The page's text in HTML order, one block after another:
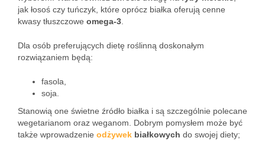
jak łosoś czy tuńczyk, które oprócz białka oferują cenne
kwasy tłuszczowe omega-3
Dla osób preferujących dietę roślinną doskonałym
rozwiązaniem będą:
fasola,
soja.
Stanowią one świetne źródło białka i są szczególnie polecane
wegetarianom oraz weganom. Dobrym pomysłem może być
także wprowadzenie odżywek białkowych do swojej diety;